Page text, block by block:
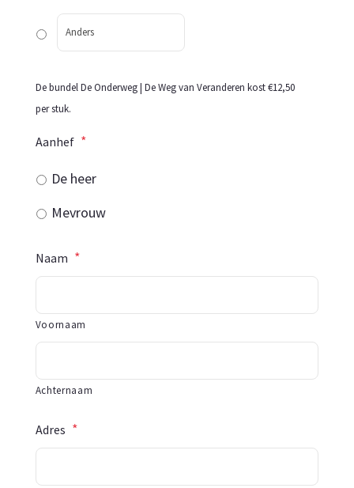
De bundel De Onderweg | De Weg van Veranderen kost €12,50
per stuk.
Aanhef *
De heer
Mevrouw
Naam *
Voornaam
Achternaam
Adres *